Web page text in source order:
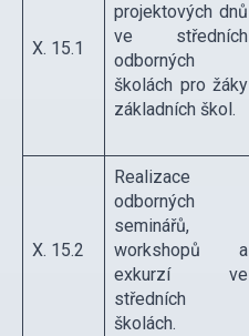
X. 15.1
projektových dnů
ve středních
odborných
školách pro žáky
základních škol.
X. 15.2
Realizace
odborných
seminářů,
workshopů a
exkurzí ve
středních
školách.